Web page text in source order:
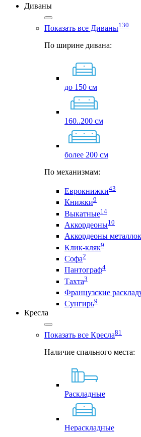
Диваны
Показать все Диваны130
По ширине дивана:
до 150 см
160..200 см
более 200 см
По механизмам:
Еврокнижки43
Книжки9
Выкатные14
Аккордеоны10
Аккордеоны
Клик-кляк9
Софа2
Пантограф4
Тахта3
Французские
Сунгирь9
Кресла
Показать все Кресла81
Наличие спального места:
Раскладные
Нераскладные